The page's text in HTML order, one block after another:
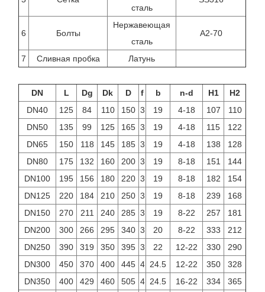
сталь
6 Болты
Нержавеющая
сталь
A2-70
7 Сливная пробка Латунь
DN L Dg Dk D f b n-d H1
H2
DN40
125 84 110 150 3 19 4-18 107
110
DN50
135 99 125 165 3 19 4-18 115
122
DN65
150 118 145 185 3 19 4-18 138
128
DN80
175 132 160 200 3 19 8-18 151
144
DN100
195 156 180 220 3 19 8-18 182
154
DN125
220 184 210 250 3 19 8-18 239
168
DN150
270 211 240 285 3 19 8-22 257
181
DN200
300 266 295 340 3 20 8-22 333
212
DN250
390 319 350 395 3 22 12-22 330
290
DN300
450 370 400 445 4 24.5 12-22 350
328
DN350
400 429 460 505 4 24.5 16-22 334
365